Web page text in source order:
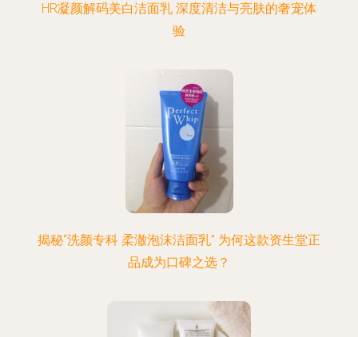
HR凝颜解码美白洁面乳 深度清洁与亮肤的奢宠体
验
揭秘“洗颜专科 柔澈泡沫洁面乳” 为何这款资生堂正
品成为口碑之选？